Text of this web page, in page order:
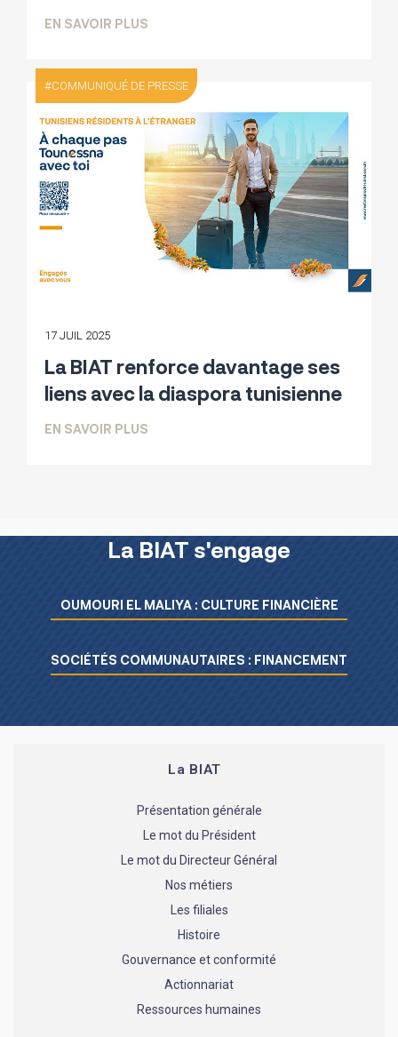
EN SAVOIR PLUS
COMMUNIQUÉ DE PRESSE
17 JUIL 2025
La BIAT renforce davantage ses
liens avec la diaspora tunisienne
EN SAVOIR PLUS
La BIAT s'engage
Menu L’essentiel de la BIAT
OUMOURI EL MALIYA : CULTURE FINANCIÈRE
SOCIÉTÉS COMMUNAUTAIRES : FINANCEMENT
La BIAT
Présentation générale
Le mot du Président
Le mot du Directeur Général
Nos métiers
Les filiales
Histoire
Gouvernance et conformité
Actionnariat
Ressources humaines